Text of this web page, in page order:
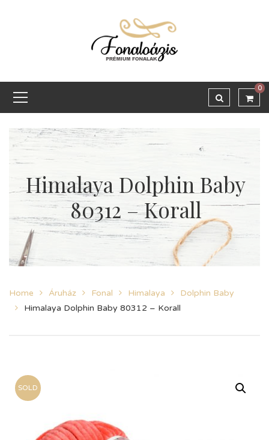
0
Himalaya Dolphin Baby
80312 – Korall
Home Áruház Fonal Himalaya
Dolphin Baby
Himalaya Dolphin Baby 80312 – Korall
SOLD